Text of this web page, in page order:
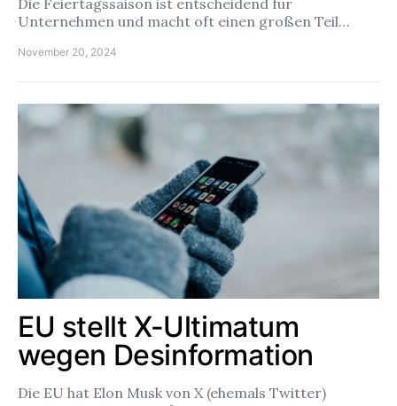
Die Feiertagssaison ist entscheidend für
Unternehmen und macht oft einen großen Teil…
November 20, 2024
EU stellt X-Ultimatum
wegen Desinformation
Die EU hat Elon Musk von X (ehemals Twitter)